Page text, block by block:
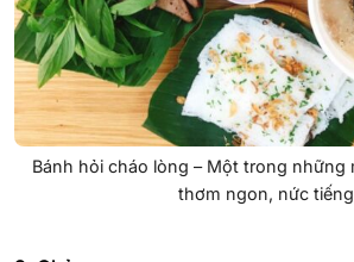
Bánh hỏi cháo lòng – Một trong những
thơm ngon, nức tiếng